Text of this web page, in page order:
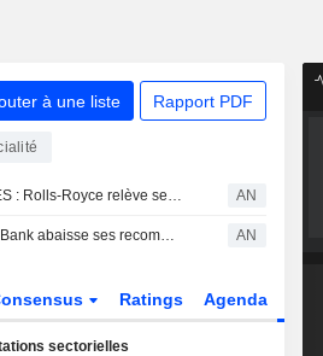
à une liste Rapport PDF
PALMARÈS : Rolls-Royce relève ses prévisions ; Rentokil chute AN
Deutsche Bank abaisse ses recommandations sur Diageo et Luceco AN
Ratings Agenda
sectorielles